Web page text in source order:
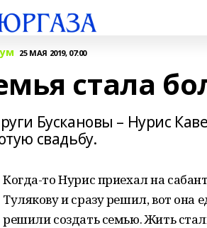
25 МАЯ 2019, 07:00
стала
Бускановы – Нурис
свадьбу.
Когда-то Нурис приехал на
Тулякову и сразу решил, вот она
решили создать семью. Жить